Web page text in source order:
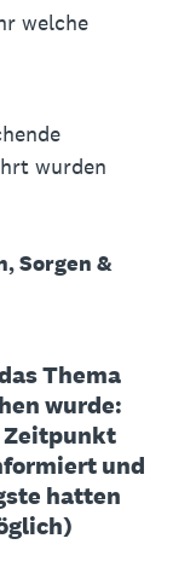
welche
wurden
Sorgen &
Thema
wurde:
Zeitpunkt
und
hatten